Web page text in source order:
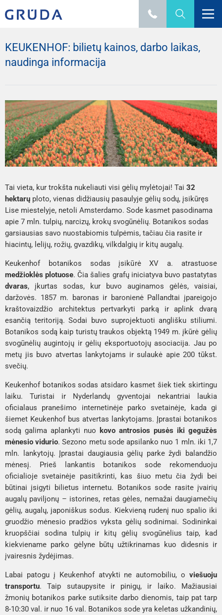
KEUKENHOF: bilietų kainos, darbo laikas,
naudinga informacija
Tai vieta, kur trokšta nukeliauti visi gėlių mylėtojai! Tai 32
hektarų ploto, vienas didžiausių pasaulyje gėlių sodų, įsikūręs
Lise miestelyje, netoli Amsterdamo. Sode kasmet pasodinama
apie 7 mln. tulpių, narcizų, krokų svogūnėlių. Botanikos sodas
garsiausias savo nuostabiomis tulpėmis, tačiau čia rasite ir
hiacintų, lelijų, rožių, gvazdikų, vilkdalgių ir kitų augalų.
medžioklės plotuose
dvaras, įkurtas sodas, kur buvo auginamos gėlės, vaisiai,
daržovės. 1857 m. baronas ir baronienė Pallandtai įpareigojo
kraštovaizdžio architektus pertvarkyti parką ir aplink dvarą
esančią teritoriją. Sodai buvo suprojektuoti anglišku stiliumi.
Botanikos sodą kaip turistų traukos objektą 1949 m. įkūrė gėlių
svogūnėlių augintojų ir gėlių eksportuotojų asociacija. Jau po
metų jis buvo atvertas lankytojams ir sulaukė apie 200 tūkst.
svečių.
Keukenhof botanikos sodas atsidaro kasmet šiek tiek skirtingu
laiku. Turistai ir Nyderlandų gyventojai nekantriai laukia
oficialaus pranešimo internetinėje parko svetainėje, kada gi
šiemet Keukenhof bus atvertas lankytojams. Įprastai botanikos
sodą galima aplankyti nuo
kovo antrosios pusės iki gegužės
mėnesio vidurio. Sezono metu sode apsilanko nuo 1 mln. iki 1,7
mln. lankytojų. Įprastai daugiausia gėlių parke žydi balandžio
mėnesį. Prieš lankantis botanikos sode rekomenduoju
oficialioje svetainėje pasitikrinti, kas šiuo metu čia žydi bei
būtinai įsigyti bilietus internetu. Botanikos sode rasite įvairių
augalų paviljonų – istorines, retas gėles, nemažai daugiamečių
gėlių, augalų, japoniškus sodus. Kiekvieną rudenį nuo spalio iki
gruodžio mėnesio pradžios vyksta gėlių sodinimai. Sodininkai
kruopščiai sodina tulpių ir kitų gėlių svogūnėlius taip, kad
kiekviename parko gėlyne būtų užtikrinamas kuo didesnis ir
įvairesnis žydėjimas.
Labai patogu į Keukenhof atvykti ne automobiliu, o viešuoju
transportu. Taip sutaupysite ir pinigų, ir laiko. Mažiausiai
žmonių botanikos parke sutiksite darbo dienomis, taip pat tarp
8-10:30 val. ir nuo 16 val. Botanikos sode yra keletas užkandinių,